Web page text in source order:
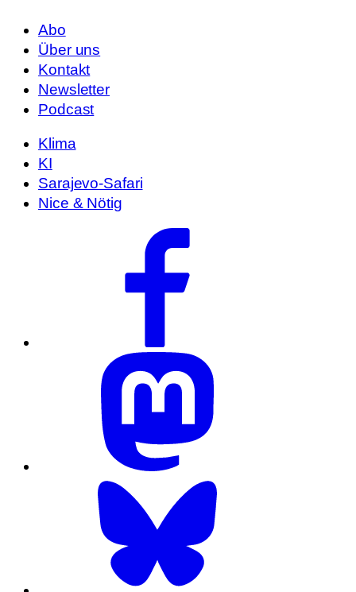
Abo
Über uns
Kontakt
Newsletter
Podcast
Klima
KI
Sarajevo-Safari
Nice & Nötig